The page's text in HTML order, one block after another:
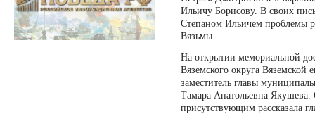
Ильичу Борисову. В своих
Степаном Ильичем проблемы
Вязьмы.
На открытии мемориальной
Вяземского округа
заместитель главы
Тамара Анатольевна Якушева.
присутствующим рассказала